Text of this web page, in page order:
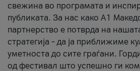
свежина во програмата и
публиката. За нас како A1
партнерство е потврда на
стратегија – да ја приближиме
уметноста до сите граѓани.
од фестивал што успешно ги